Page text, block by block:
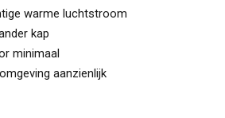
warme luchtstroom
kap
minimaal
aanzienlijk